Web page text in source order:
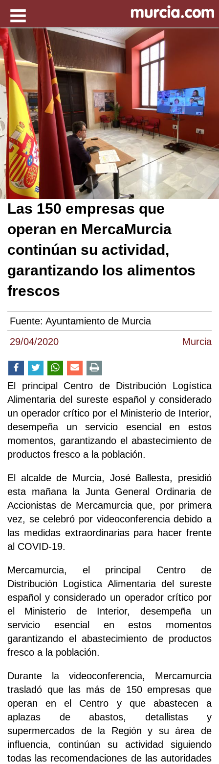
29/04/2020 Murcia
Las 150 empresas que
operan en MercaMurcia
continúan su actividad,
garantizando los alimentos
frescos
Fuente: Ayuntamiento de Murcia
El principal Centro de Distribución Logística
Alimentaria del sureste español y considerado
un operador crítico por el Ministerio de Interior,
desempeña un servicio esencial en estos
momentos, garantizando el abastecimiento de
productos fresco a la población.
El alcalde de Murcia, José Ballesta, presidió
esta mañana la Junta General Ordinaria de
Accionistas de Mercamurcia que, por primera
vez, se celebró por videoconferencia debido a
las medidas extraordinarias para hacer frente
al COVID-19.
Mercamurcia, el principal Centro de
Distribución Logística Alimentaria del sureste
español y considerado un operador crítico por
el Ministerio de Interior, desempeña un
servicio esencial en estos momentos
garantizando el abastecimiento de productos
fresco a la población.
Durante la videoconferencia, Mercamurcia
trasladó que las más de 150 empresas que
operan en el Centro y que abastecen a
aplazas de abastos, detallistas y
supermercados de la Región y su área de
influencia, continúan su actividad siguiendo
todas las recomendaciones de las autoridades